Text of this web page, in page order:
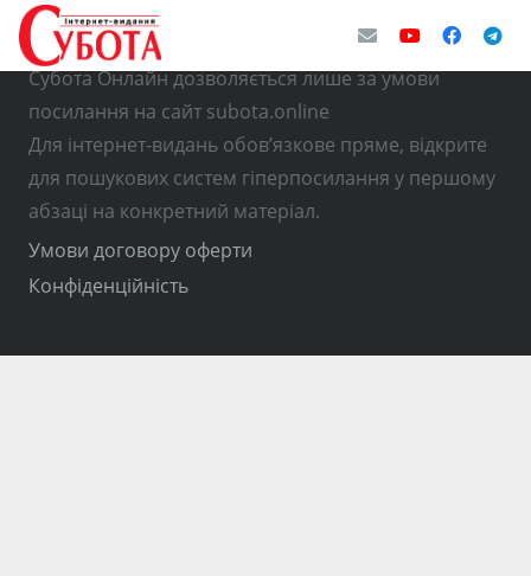
© Використання матеріалів з інтернет-видання
Субота Онлайн дозволяється лише за умови
посилання на сайт subota.online
Для інтернет-видань обов’язкове пряме, відкрите
для пошукових систем гіперпосилання у першому
абзаці на конкретний матеріал.
Умови договору оферти
Конфіденційність